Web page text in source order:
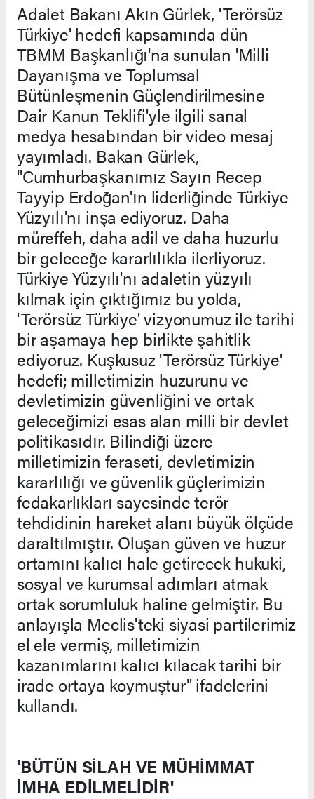
Adalet Bakanı Akın Gürlek, 'Terörsüz
Türkiye' hedefi kapsamında dün
TBMM Başkanlığı'na sunulan 'Milli
Dayanışma ve Toplumsal
Bütünleşmenin Güçlendirilmesine
Dair Kanun Teklifi'yle ilgili sanal
medya hesabından bir video mesaj
yayımladı. Bakan Gürlek,
"Cumhurbaşkanımız Sayın Recep
Tayyip Erdoğan'ın liderliğinde Türkiye
Yüzyılı'nı inşa ediyoruz. Daha
müreffeh, daha adil ve daha huzurlu
bir geleceğe kararlılıkla ilerliyoruz.
Türkiye Yüzyılı'nı adaletin yüzyılı
kılmak için çıktığımız bu yolda,
'Terörsüz Türkiye' vizyonumuz ile tarihi
bir aşamaya hep birlikte şahitlik
ediyoruz. Kuşkusuz 'Terörsüz Türkiye'
hedefi; milletimizin huzurunu ve
devletimizin güvenliğini ve ortak
geleceğimizi esas alan milli bir devlet
politikasıdır. Bilindiği üzere
milletimizin feraseti, devletimizin
kararlılığı ve güvenlik güçlerimizin
fedakarlıkları sayesinde terör
tehdidinin hareket alanı büyük ölçüde
daraltılmıştır. Oluşan güven ve huzur
ortamını kalıcı hale getirecek hukuki,
sosyal ve kurumsal adımları atmak
ortak sorumluluk haline gelmiştir. Bu
anlayışla Meclis'teki siyasi partilerimiz
el ele vermiş, milletimizin
kazanımlarını kalıcı kılacak tarihi bir
irade ortaya koymuştur" ifadelerini
kullandı.
'BÜTÜN SİLAH VE MÜHİMMAT
İMHA EDİLMELİDİR'